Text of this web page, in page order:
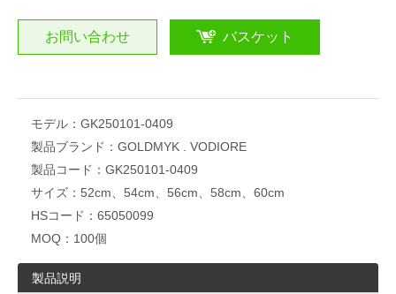
お問い合わせ バスケット
モデル： GK250101-0409
製品ブランド： GOLDMYK . VODIORE
製品コード： GK250101-0409
サイズ： 52cm、54cm、56cm、58cm、60cm
HSコード： 65050099
MOQ： 100個
製品説明